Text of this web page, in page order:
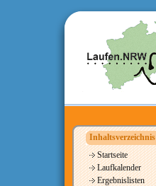
Inhaltsverzeichnis
Startseite
Laufkalender
Ergebnislisten